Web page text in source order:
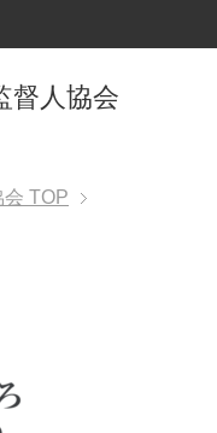
督人協会
TOP